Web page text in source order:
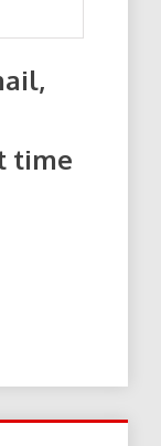
time